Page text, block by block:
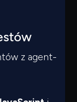
z agent-